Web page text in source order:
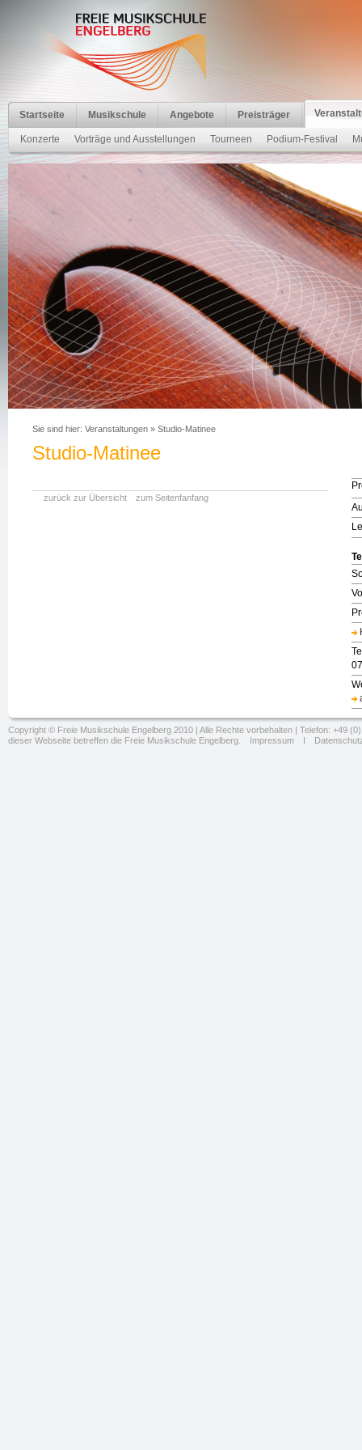
Startseite Musikschule Angebote Preisträger
Konzerte Vorträge und Ausstellungen Tourneen Podium-Festival
Sie sind hier: Veranstaltungen » Studio-Matinee
Studio-Matinee
zurück zur Übersicht zum Seitenfanfang
Copyright © Freie Musikschule Engelberg 2010 | Alle Rechte vorbehalten | Telefon: +49
dieser Webseite betreffen die Freie Musikschule Engelberg.
Impressum I